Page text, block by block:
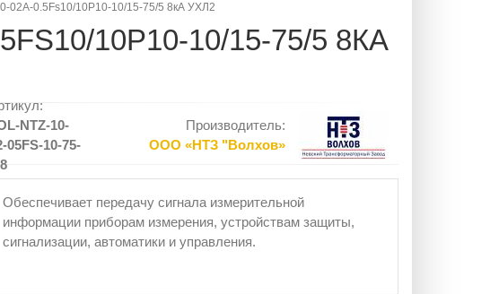
02А-0.5Fs10/10Р10-10/15-75/5 8кА УХЛ2
10Р10-10/15-75/5 8КА
NTZ-10-
05FS-10-75-
Производитель:
ООО «НТЗ "Волхов»
Обеспечивает передачу сигнала измерительной
информации приборам измерения, устройствам защиты,
сигнализации, автоматики и управления.